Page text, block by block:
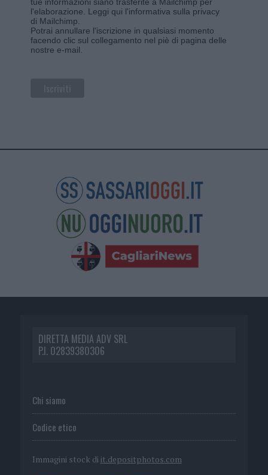
l'elaborazione. Leggi qui l'informativa sulla privacy
di Mailchimp
Potrai annullare l'iscrizione in qualsiasi momento
facendo clic sul collegamento nel piè di pagina delle
nostre e-mail.
DIRETTA MEDIA ADV SRL
P.I. 02839380306
Chi siamo
Codice etico
Immagini stock di it.depositphotos.com